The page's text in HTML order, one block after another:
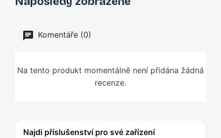
Komentáře (0)
Na tento produkt momentálně není přidána žádná
recenze.
Najdi příslušenství pro své zařízení